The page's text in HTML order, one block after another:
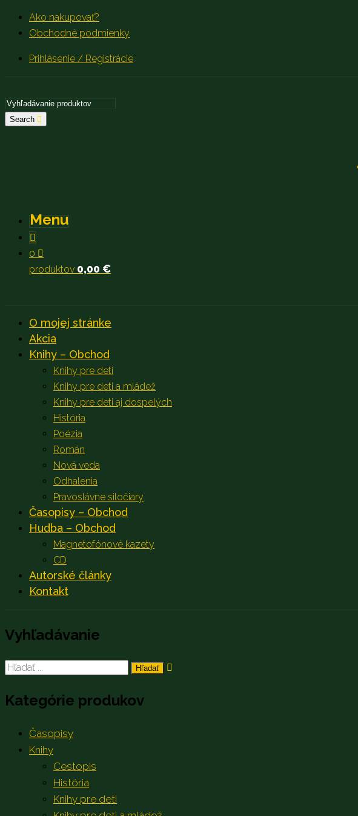
Ako nakupovať?
Obchodné podmienky
Prihlásenie / Registrácie
Search
Menu
0
produktov 0,00 €
O mojej stránke
Akcia
Knihy – Obchod
Knihy pre deti
Knihy pre deti a mládež
Knihy pre deti aj dospelých
História
Poézia
Román
Nová veda
Odhalenia
Pravoslávne siločiary
Časopisy – Obchod
Hudba – Obchod
Magnetofónové kazety
CD
Autorské články
Kontakt
Vyhľadávanie
Search
Kategórie produkov
Časopisy
Knihy
Cestopis
História
Knihy pre deti